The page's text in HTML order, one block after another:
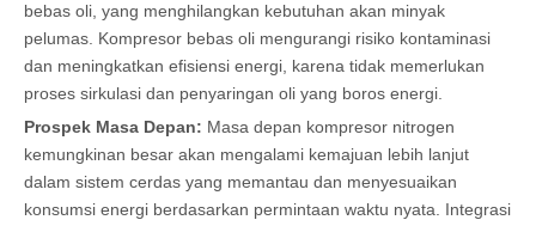
bebas oli, yang menghilangkan kebutuhan akan minyak
pelumas. Kompresor bebas oli mengurangi risiko kontaminasi
dan meningkatkan efisiensi energi, karena tidak memerlukan
proses sirkulasi dan penyaringan oli yang boros energi.
Prospek Masa Depan: Masa depan kompresor nitrogen
kemungkinan besar akan mengalami kemajuan lebih lanjut
dalam sistem cerdas yang memantau dan menyesuaikan
konsumsi energi berdasarkan permintaan waktu nyata. Integrasi